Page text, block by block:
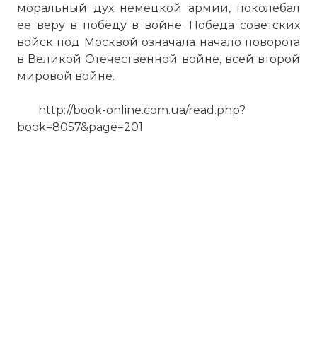
моральный дух немецкой армии, поколебал
ее веру в победу в войне. Победа советских
войск под Москвой означала начало поворота
в Великой Отечественной войне, всей второй
мировой войне.
http://book-online.com.ua/read.php?
book=8057&page=201